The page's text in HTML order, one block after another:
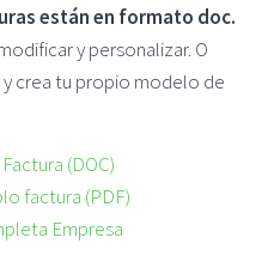
están en formato doc.
y personalizar. O
crea tu propio modelo de
(DOC)
factura (PDF)
Empresa